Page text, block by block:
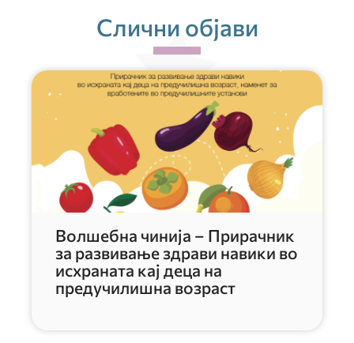
Слични објави
Волшебна чинија – Прирачник
за развивање здрави навики во
исхраната кај деца на
предучилишна возраст